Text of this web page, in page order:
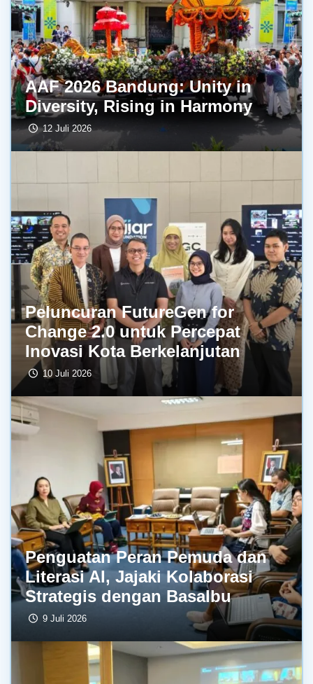
AAF 2026 Bandung: Unity in
Diversity, Rising in Harmony
12 Juli 2026
Peluncuran FutureGen for
Change 2.0 untuk Percepat
Inovasi Kota Berkelanjutan
10 Juli 2026
Penguatan Peran Pemuda dan
Literasi AI, Jajaki Kolaborasi
Strategis dengan BasaIbu
9 Juli 2026